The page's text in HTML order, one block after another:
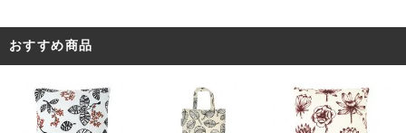
おすすめ商品